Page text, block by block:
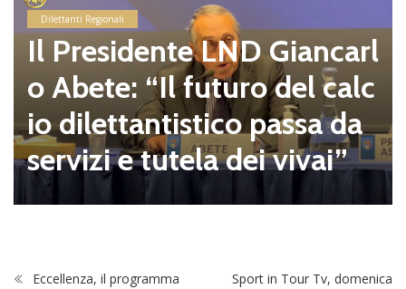
Dilettanti Regionali
Il Presidente LND Giancarl
o Abete: “Il futuro del calc
io dilettantistico passa da
servizi e tutela dei vivai”
Eccellenza, il programma
Sport in Tour Tv, domenica